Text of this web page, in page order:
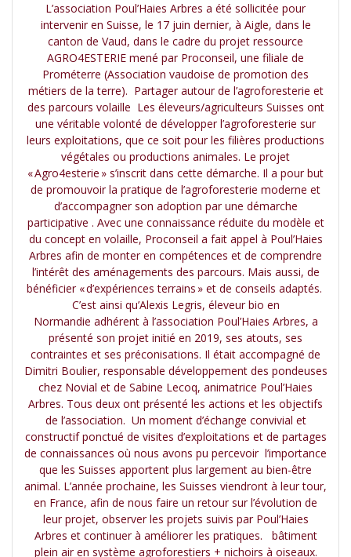
L’association Poul’Haies Arbres a été sollicitée pour
intervenir en Suisse, le 17 juin dernier, à Aigle, dans le
canton de Vaud, dans le cadre du projet ressource
AGRO4ESTERIE mené par Proconseil, une filiale de
Prométerre (Association vaudoise de promotion des
métiers de la terre). Partager autour de l’agroforesterie et
des parcours volaille Les éleveurs/agriculteurs Suisses ont
une véritable volonté de développer l’agroforesterie sur
leurs exploitations, que ce soit pour les filières productions
végétales ou productions animales. Le projet
« Agro4esterie » s’inscrit dans cette démarche. Il a pour but
de promouvoir la pratique de l’agroforesterie moderne et
d’accompagner son adoption par une démarche
participative . Avec une connaissance réduite du modèle et
du concept en volaille, Proconseil a fait appel à Poul’Haies
Arbres afin de monter en compétences et de comprendre
l’intérêt des aménagements des parcours. Mais aussi, de
bénéficier « d’expériences terrains » et de conseils adaptés.
C’est ainsi qu’Alexis Legris, éleveur bio en
Normandie adhérent à l’association Poul’Haies Arbres, a
présenté son projet initié en 2019, ses atouts, ses
contraintes et ses préconisations. Il était accompagné de
Dimitri Boulier, responsable développement des pondeuses
chez Novial et de Sabine Lecoq, animatrice Poul’Haies
Arbres. Tous deux ont présenté les actions et les objectifs
de l’association. Un moment d’échange convivial et
constructif ponctué de visites d’exploitations et de partages
de connaissances où nous avons pu percevoir l’importance
que les Suisses apportent plus largement au bien-être
animal. L’année prochaine, les Suisses viendront à leur tour,
en France, afin de nous faire un retour sur l’évolution de
leur projet, observer les projets suivis par Poul’Haies
Arbres et continuer à améliorer les pratiques. bâtiment
plein air en système agroforestiers + nichoirs à oiseaux.